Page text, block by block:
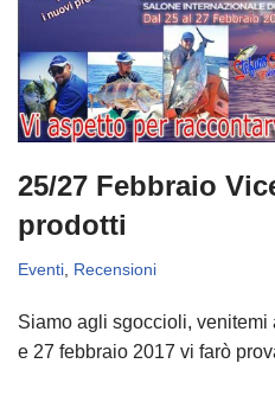
25/27 Febbraio
prodotti
Eventi Recensioni
Siamo agli sgoccioli,
e 27 febbraio 2017 vi farò